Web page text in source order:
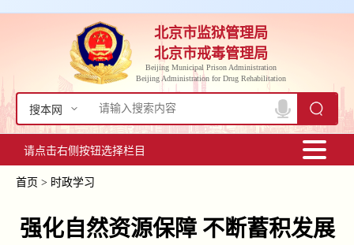
北京市监狱管理局
北京市戒毒管理局
Beijing Municipal Prison Administration
Beijing Administration for Drug Rehabilitation
搜本网
请点击右侧按钮选择栏目
首页 > 时政学习
强化自然资源保障 不断蓄积发展